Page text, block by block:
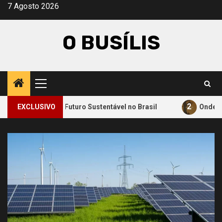
Avançar
7 Agosto 2026
O BUSÍLIS
Menu
principal
EXCLUSIVO
um Futuro Sustentável no Brasil 2 Onde a